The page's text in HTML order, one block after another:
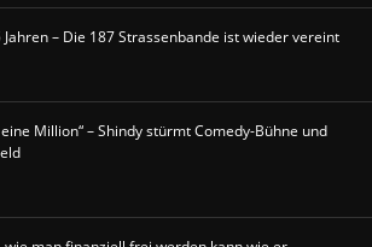
Jahren – Die 187 Strassenbande ist wieder vereint
Million“ – Shindy stürmt Comedy-Bühne und